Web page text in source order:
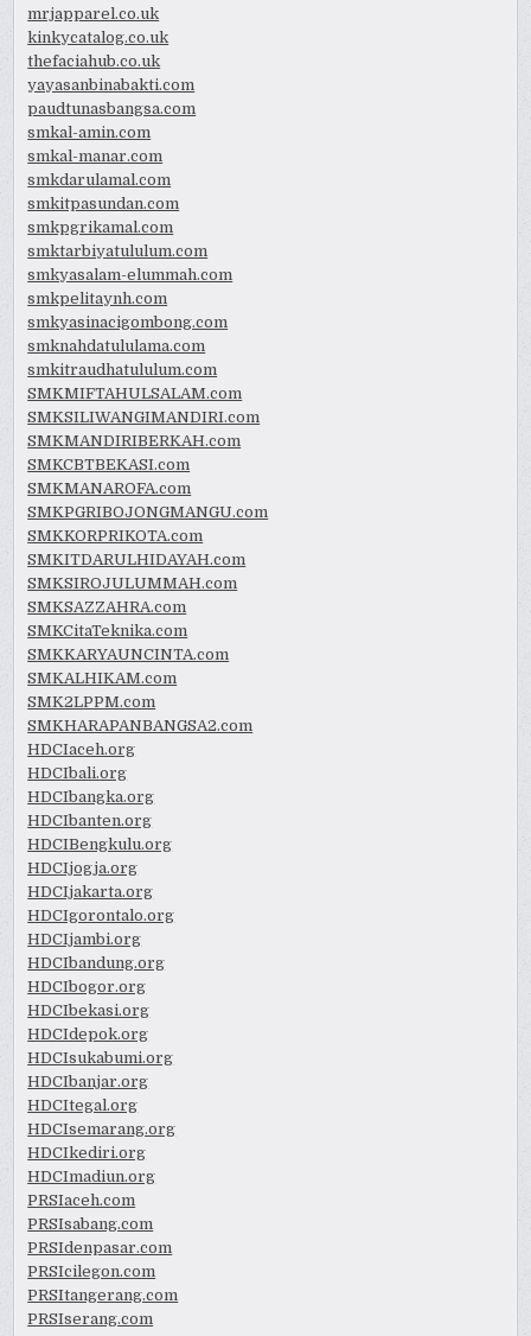
mrjapparel.co.uk
kinkycatalog.co.uk
thefaciahub.co.uk
yayasanbinabakti.com
paudtunasbangsa.com
smkal-amin.com
smkal-manar.com
smkdarulamal.com
smkitpasundan.com
smkpgrikamal.com
smktarbiyatululum.com
smkyasalam-elummah.com
smkpelitaynh.com
smkyasinacigombong.com
smknahdatululama.com
smkitraudhatululum.com
SMKMIFTAHULSALAM.com
SMKSILIWANGIMANDIRI.com
SMKMANDIRIBERKAH.com
SMKCBTBEKASI.com
SMKMANAROFA.com
SMKPGRIBOJONGMANGU.com
SMKKORPRIKOTA.com
SMKITDARULHIDAYAH.com
SMKSIROJULUMMAH.com
SMKSAZZAHRA.com
SMKCitaTeknika.com
SMKKARYAUNCINTA.com
SMKALHIKAM.com
SMK2LPPM.com
SMKHARAPANBANGSA2.com
HDCIaceh.org
HDCIbali.org
HDCIbangka.org
HDCIbanten.org
HDCIBengkulu.org
HDCIjogja.org
HDCIjakarta.org
HDCIgorontalo.org
HDCIjambi.org
HDCIbandung.org
HDCIbogor.org
HDCIbekasi.org
HDCIdepok.org
HDCIsukabumi.org
HDCIbanjar.org
HDCItegal.org
HDCIsemarang.org
HDCIkediri.org
HDCImadiun.org
PRSIaceh.com
PRSIsabang.com
PRSIdenpasar.com
PRSIcilegon.com
PRSItangerang.com
PRSIserang.com